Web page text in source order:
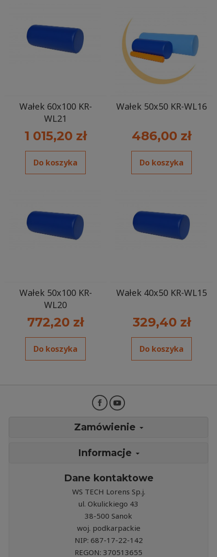
Wałek 60x100 KR-
WL21
1 015,20 zł
Do koszyka
Wałek 50x50 KR-WL16
486,00 zł
Do koszyka
Wałek 50x100 KR-
WL20
772,20 zł
Do koszyka
Wałek 40x50 KR-WL15
329,40 zł
Do koszyka
Zamówienie
Informacje
Dane kontaktowe
WS TECH Lorens Sp.j.
ul. Okulickiego 43
38-500 Sanok
woj. podkarpackie
NIP: 687-17-22-142
REGON: 370513655